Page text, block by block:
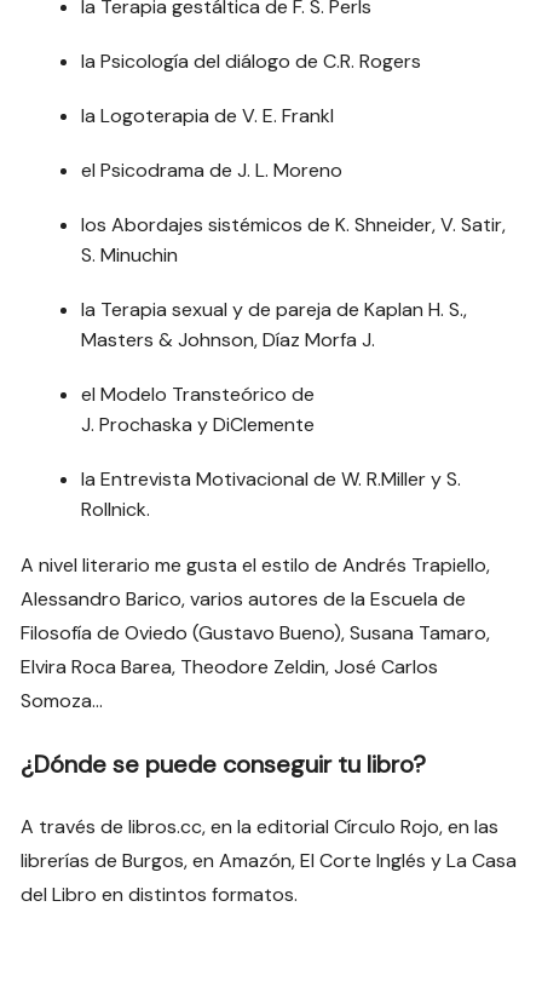
la Terapia gestáltica de F. S. Perls
la Psicología del diálogo de C.R. Rogers
la Logoterapia de V. E. Frankl
el Psicodrama de J. L. Moreno
los Abordajes sistémicos de K. Shneider, V. Satir,
S. Minuchin
la Terapia sexual y de pareja de Kaplan H. S.,
Masters & Johnson, Díaz Morfa J.
el Modelo Transteórico de
J. Prochaska y DiClemente
la Entrevista Motivacional de W. R.Miller y S.
Rollnick.
A nivel literario me gusta el estilo de Andrés Trapiello,
Alessandro Barico, varios autores de la Escuela de
Filosofía de Oviedo (Gustavo Bueno), Susana Tamaro,
Elvira Roca Barea, Theodore Zeldin, José Carlos
Somoza…
¿Dónde se puede conseguir tu libro?
A través de libros.cc, en la editorial Círculo Rojo, en las
librerías de Burgos, en Amazón, El Corte Inglés y La Casa
del Libro en distintos formatos.